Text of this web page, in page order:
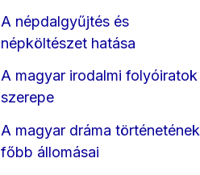
A népdalgyűjtés és
népköltészet hatása
A magyar irodalmi folyóiratok
szerepe
A magyar dráma történetének
főbb állomásai